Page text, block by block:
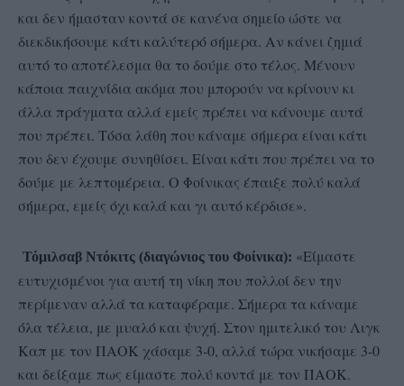
και δεν ήμασταν κοντά σε κανένα σημείο ώστε να
διεκδικήσουμε κάτι καλύτερό σήμερα. Αν κάνει ζημιά
αυτό το αποτέλεσμα θα το δούμε στο τέλος. Μένουν
κάποια παιχνίδια ακόμα που μπορούν να κρίνουν κι
άλλα πράγματα αλλά εμείς πρέπει να κάνουμε αυτά
που πρέπει. Τόσα λάθη που κάναμε σήμερα είναι κάτι
που δεν έχουμε συνηθίσει. Είναι κάτι που πρέπει να το
δούμε με λεπτομέρεια. Ο Φοίνικας έπαιξε πολύ καλά
σήμερα, εμείς όχι καλά και γι αυτό κέρδισε».
Τόμιλσαβ Ντόκιτς (διαγώνιος του Φοίνικα): «Είμαστε
ευτυχισμένοι για αυτή τη νίκη που πολλοί δεν την
περίμεναν αλλά τα καταφέραμε. Σήμερα τα κάναμε
όλα τέλεια, με μυαλό και ψυχή. Στον ημιτελικό του Λιγκ
Καπ με τον ΠΑΟΚ χάσαμε 3-0, αλλά τώρα νικήσαμε 3-0
και δείξαμε πως είμαστε πολύ κοντά με τον ΠΑΟΚ.